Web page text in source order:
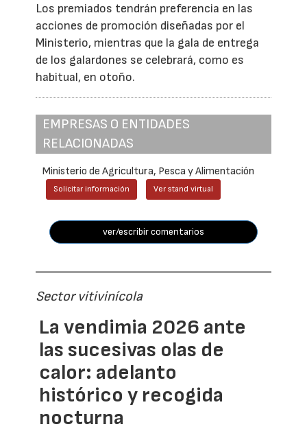
Los premiados tendrán preferencia en las
acciones de promoción diseñadas por el
Ministerio, mientras que la gala de entrega
de los galardones se celebrará, como es
habitual, en otoño.
EMPRESAS O ENTIDADES
RELACIONADAS
Ministerio de Agricultura, Pesca y Alimentación
Solicitar información Ver stand virtual
ver/escribir comentarios
Sector vitivinícola
La vendimia 2026 ante
las sucesivas olas de
calor: adelanto
histórico y recogida
nocturna